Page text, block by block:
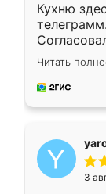
Кухню
недели
довольны
мебель за
Читать
3